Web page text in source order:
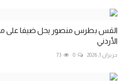
القس بطرس منصور يحل ضيفا على
الأردني
حزيران 1, 2026 0
73